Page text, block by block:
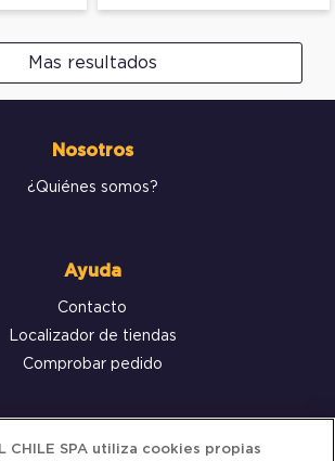
Mas resultados
Nosotros
¿Quiénes somos?
Ayuda
Contacto
Localizador de tiendas
Comprobar pedido
Servicio al cliente
CHILE SPA utiliza cookies propias